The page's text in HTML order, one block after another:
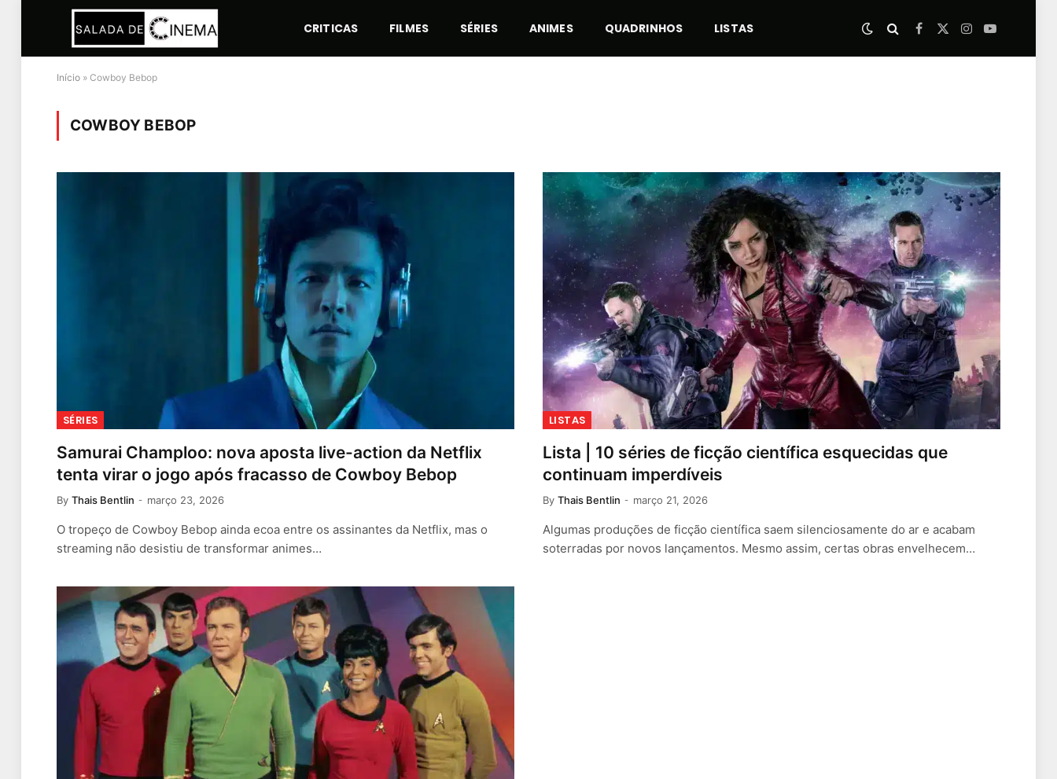
CRITICAS FILMES SÉRIES ANIMES QUADRINHOS LISTAS Facebook
X
Instagram
YouTube
Início » Cowboy Bebop
COWBOY BEBOP
SÉRIES
Samurai Champloo: nova aposta live-action da Netflix
tenta virar o jogo após fracasso de Cowboy Bebop
By Thais Bentlin março 23, 2026
O tropeço de Cowboy Bebop ainda ecoa entre os assinantes da Netflix, mas o
streaming não desistiu de transformar animes…
LISTAS
Lista | 10 séries de ficção científica esquecidas que
continuam imperdíveis
By Thais Bentlin março 21, 2026
Algumas produções de ficção científica saem silenciosamente do ar e acabam
soterradas por novos lançamentos. Mesmo assim, certas obras envelhecem…